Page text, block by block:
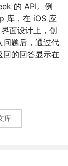
的 API。例
库，在 iOS 应
面设计上，创
问题后，通过代
的回答显示在
库